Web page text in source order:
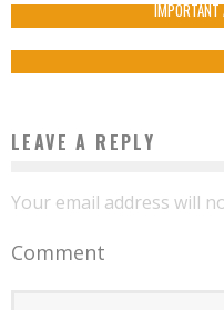
IMPORTANT
LEAVE A REPLY
Your email address will
Comment